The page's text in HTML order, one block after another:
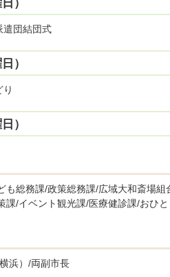
）
遣団結団式
）
）
も総務課/政策総務課/広域大和斎場
課/イベント観光課/医療健診課/おひ
浜）/両副市長